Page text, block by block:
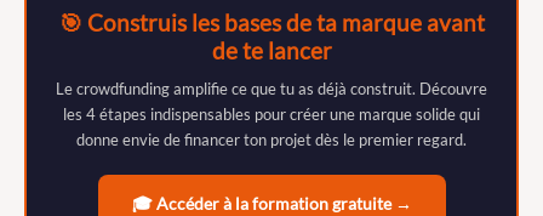
🎯 Construis les bases de ta marque avant
de te lancer
Le crowdfunding amplifie ce que tu as déjà construit. Découvre
les 4 étapes indispensables pour créer une marque solide qui
donne envie de financer ton projet dès le premier regard.
🎓 Accéder à la formation gratuite →